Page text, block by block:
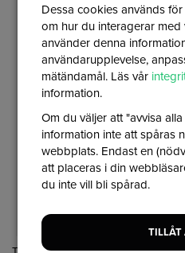
Dessa cookies används
om hur du interagerar
använder denna
användarupplevelse,
mätändamål. Läs vår
information.
Om du väljer att "avvisa
information inte att spåras
webbplats. Endast en
att placeras i din
du inte vill bli spårad.